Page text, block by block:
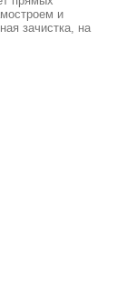
и
зачистка, на